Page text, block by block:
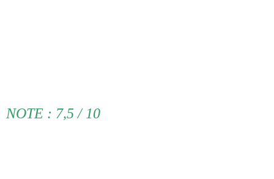
NOTE : 7,5 / 10